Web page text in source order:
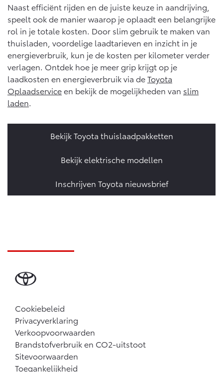
Naast efficiënt rijden en de juiste keuze in aandrijving,
speelt ook de manier waarop je oplaadt een belangrijke
rol in je totale kosten. Door slim gebruik te maken van
thuisladen, voordelige laadtarieven en inzicht in je
energieverbruik, kun je de kosten per kilometer verder
verlagen. Ontdek hoe je meer grip krijgt op je
laadkosten en energieverbruik via deToyota
Oplaadserviceen bekijk de mogelijkheden van slim
laden.
Bekijk Toyota thuislaadpakketten
Bekijk elektrische modellen
Inschrijven Toyota nieuwsbrief
Cookiebeleid
Privacyverklaring
Verkoopvoorwaarden
Brandstofverbruik en CO2-uitstoot
Sitevoorwaarden
Toegankelijkheid